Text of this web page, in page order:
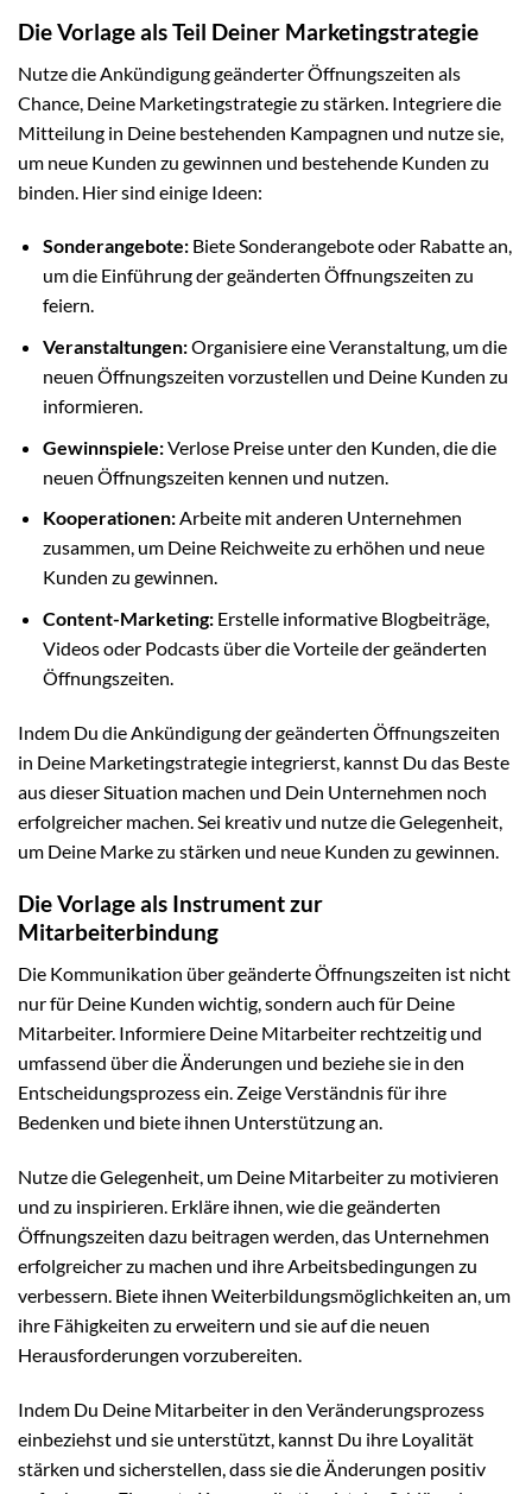
Die Vorlage als Teil Deiner Marketingstrategie
Nutze die Ankündigung geänderter Öffnungszeiten als
Chance, Deine Marketingstrategie zu stärken. Integriere die
Mitteilung in Deine bestehenden Kampagnen und nutze sie,
um neue Kunden zu gewinnen und bestehende Kunden zu
binden. Hier sind einige Ideen:
Sonderangebote:Biete Sonderangebote oder Rabatte an,
um die Einführung der geänderten Öffnungszeiten zu
feiern.
Veranstaltungen:Organisiere eine Veranstaltung, um die
neuen Öffnungszeiten vorzustellen und Deine Kunden zu
informieren.
Gewinnspiele:Verlose Preise unter den Kunden, die die
neuen Öffnungszeiten kennen und nutzen.
Kooperationen:Arbeite mit anderen Unternehmen
zusammen, um Deine Reichweite zu erhöhen und neue
Kunden zu gewinnen.
Content-Marketing:Erstelle informative Blogbeiträge,
Videos oder Podcasts über die Vorteile der geänderten
Öffnungszeiten.
Indem Du die Ankündigung der geänderten Öffnungszeiten
in Deine Marketingstrategie integrierst, kannst Du das Beste
aus dieser Situation machen und Dein Unternehmen noch
erfolgreicher machen. Sei kreativ und nutze die Gelegenheit,
um Deine Marke zu stärken und neue Kunden zu gewinnen.
Die Vorlage als Instrument zur
Mitarbeiterbindung
Die Kommunikation über geänderte Öffnungszeiten ist nicht
nur für Deine Kunden wichtig, sondern auch für Deine
Mitarbeiter. Informiere Deine Mitarbeiter rechtzeitig und
umfassend über die Änderungen und beziehe sie in den
Entscheidungsprozess ein. Zeige Verständnis für ihre
Bedenken und biete ihnen Unterstützung an.
Nutze die Gelegenheit, um Deine Mitarbeiter zu motivieren
und zu inspirieren. Erkläre ihnen, wie die geänderten
Öffnungszeiten dazu beitragen werden, das Unternehmen
erfolgreicher zu machen und ihre Arbeitsbedingungen zu
verbessern. Biete ihnen Weiterbildungsmöglichkeiten an, um
ihre Fähigkeiten zu erweitern und sie auf die neuen
Herausforderungen vorzubereiten.
Indem Du Deine Mitarbeiter in den Veränderungsprozess
einbeziehst und sie unterstützt, kannst Du ihre Loyalität
stärken und sicherstellen, dass sie die Änderungen positiv